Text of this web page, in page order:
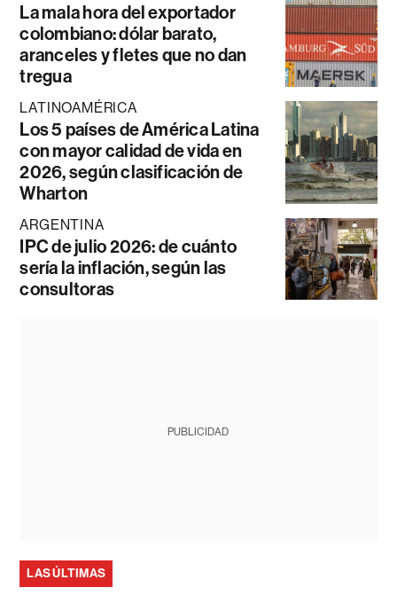
La mala hora del exportador
colombiano: dólar barato,
aranceles y fletes que no dan
tregua
LATINOAMÉRICA
Los 5 países de América Latina
con mayor calidad de vida en
2026, según clasificación de
Wharton
ARGENTINA
IPC de julio 2026: de cuánto
sería la inflación, según las
consultoras
PUBLICIDAD
LAS ÚLTIMAS